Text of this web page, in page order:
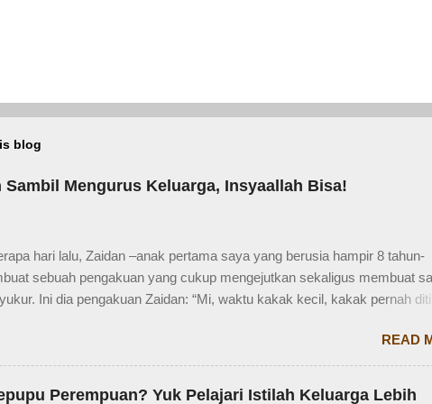
blog
Sambil Mengurus Keluarga, Insyaallah Bisa!
hari lalu, Zaidan –anak pertama saya yang berusia hampir 8 tahun-
sebuah pengakuan yang cukup mengejutkan sekaligus membuat
Ini dia pengakuan Zaidan: “Mi, waktu kakak kecil, kakak pernah
kakak diajak main dan dipinjami mainan.” Saya langsung
dengan berbagai pertanyaan. Mbak yang mana? Tetangga yang
waktu kakak umur berapa? Sayang, Zaidan tidak ingat detailnya.
READ
Perempuan? Yuk Pelajari Istilah Keluarga Lebih